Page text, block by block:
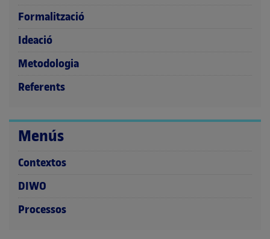
Formalització
Ideació
Metodologia
Referents
Menús
Contextos
DIWO
Processos